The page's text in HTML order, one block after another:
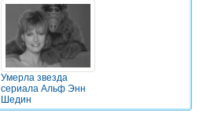
Умерла звезда
сериала Альф Энн
Шедин